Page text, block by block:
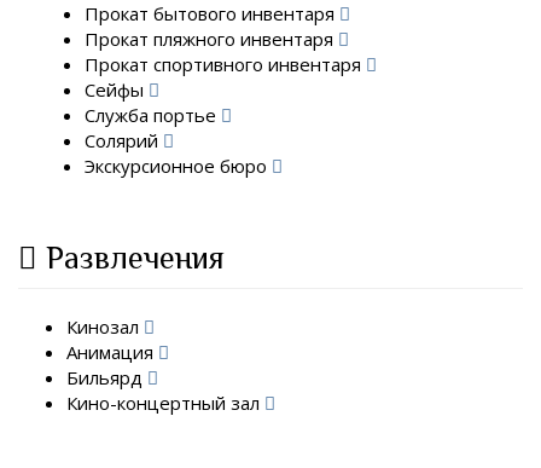
Прокат бытового инвентаря
Прокат пляжного инвентаря
Прокат спортивного инвентаря
Сейфы
Служба портье
Солярий
Экскурсионное бюро
Развлечения
Кинозал
Анимация
Бильярд
Кино-концертный зал